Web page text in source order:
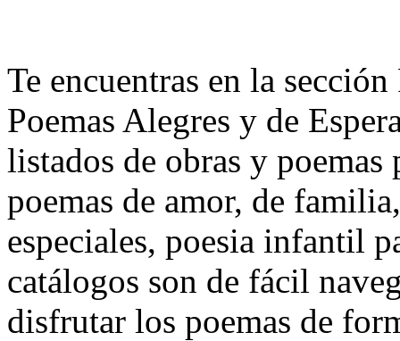
Te encuentras en la
Poemas Alegres y de
listados de obras y
poemas de amor, de
especiales, poesia infantil
catálogos son de fácil
disfrutar los poemas de